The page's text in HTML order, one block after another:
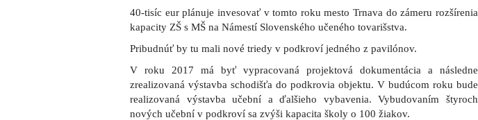
40-tisíc eur plánuje invesovať v tomto roku mesto Trnava do zámeru rozšírenia
kapacity ZŠ s MŠ na Námestí Slovenského učeného tovarišstva.
Pribudnúť by tu mali nové triedy v podkroví jedného z pavilónov.
V roku 2017 má byť vypracovaná projektová dokumentácia a následne
zrealizovaná výstavba schodišťa do podkrovia objektu. V budúcom roku bude
realizovaná výstavba učební a ďalšieho vybavenia. Vybudovaním štyroch
nových učební v podkroví sa zvýši kapacita školy o 100 žiakov.